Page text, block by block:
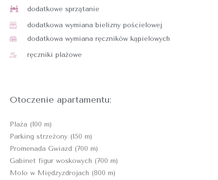
dodatkowe sprzątanie
dodatkowa wymiana bielizny pościelowej
dodatkowa wymiana ręczników kąpielowych
ręczniki plażowe
Otoczenie apartamentu:
Plaża (100 m)
Parking strzeżony (150 m)
Promenada Gwiazd (700 m)
Gabinet figur woskowych (700 m)
Molo w Międzyzdrojach (800 m)